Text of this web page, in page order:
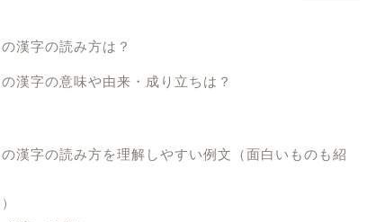
漢字の読み方は？
漢字の意味や由来・成り立ちは？
漢字の読み方を理解しやすい例文（面白いものも紹